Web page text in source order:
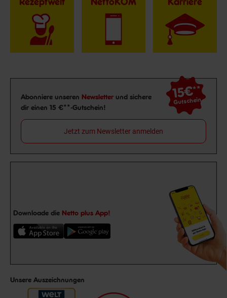
Newsletter Anmeldung
Abonniere unseren Newsletter und sichere
dir einen 15 €**-Gutschein!
15€**
Gutschein
Jetzt zum Newsletter anmelden
Downloade die Netto plus App!
Unsere Auszeichnungen